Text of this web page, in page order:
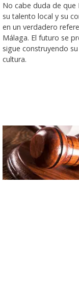
No cabe duda de que
su talento local y su
en un verdadero
Málaga. El futuro se
sigue construyendo
cultura.